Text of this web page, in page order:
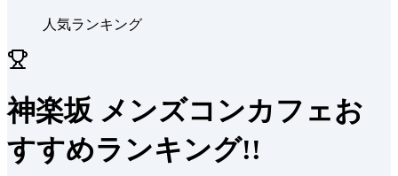
人気ランキング
神楽坂 メンズコンカフェお
すすめランキング!!